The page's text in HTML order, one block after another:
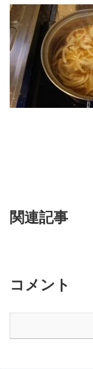
関連記事
コメント